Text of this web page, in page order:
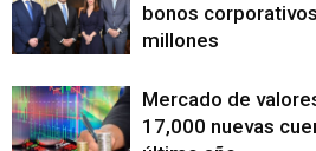
bonos
millones
Mercado de
17,000 nuevas